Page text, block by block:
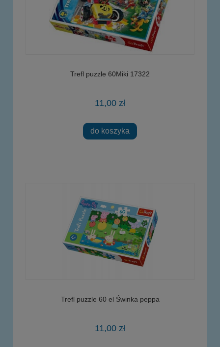
Trefl puzzle 60Miki 17322
11,00 zł
do koszyka
Trefl puzzle 60 el Świnka peppa
11,00 zł